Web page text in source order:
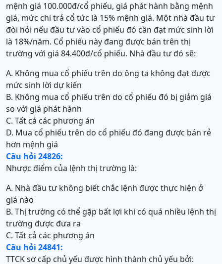
mệnh giá 100.000đ/cổ phiếu, giá phát hành bằng mệnh
giá, mức chi trả cổ tức là 15% mệnh giá. Một nhà đầu tư
đòi hỏi nếu đầu tư vào cổ phiếu đó cần đạt mức sinh lời
là 18%/năm. Cổ phiếu này đang được bán trên thị
trường với giá 84.400đ/cổ phiếu. Nhà đầu tư đó sẽ:
A. Không mua cổ phiếu trên do ông ta không đạt được
mức sinh lời dự kiến
B. Không mua cổ phiếu trên do cổ phiếu đó bị giảm giá
so với giá phát hành
C. Tất cả các phương án
D. Mua cổ phiếu trên do cổ phiếu đó đang được bán rẻ
hơn mệnh giá
Câu hỏi 24826:
Nhược điểm của lệnh thị trường là:
A. Nhà đầu tư không biết chắc lệnh được thực hiện ở
giá nào
B. Thị trường có thể gặp bất lợi khi có quá nhiều lệnh thị
trường được đưa ra
C. Tất cả các phương án
Câu hỏi 24841:
TTCK sơ cấp chủ yếu được hình thành chủ yếu bởi: